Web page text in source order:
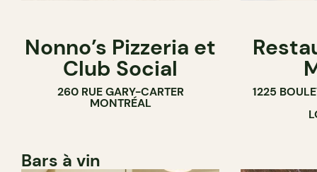
Nonno’s Pizzeria et
Club Social
260 RUE GARY-CARTER
MONTRÉAL
1225
Bars à vin